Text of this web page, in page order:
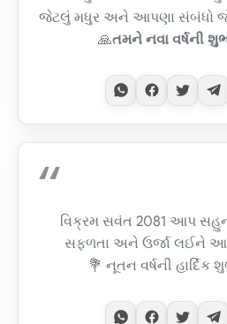
જેટલું મધુર અને આપણા સંબંધો
🙏તમને નવા વર્ષની
વિક્રમ સવંત 2081 આપ
સફળતા અને ઉર્જા લઈને
💐 નૂતન વર્ષની